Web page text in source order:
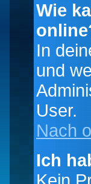
Wie
In
und
User.
Nach
Ich